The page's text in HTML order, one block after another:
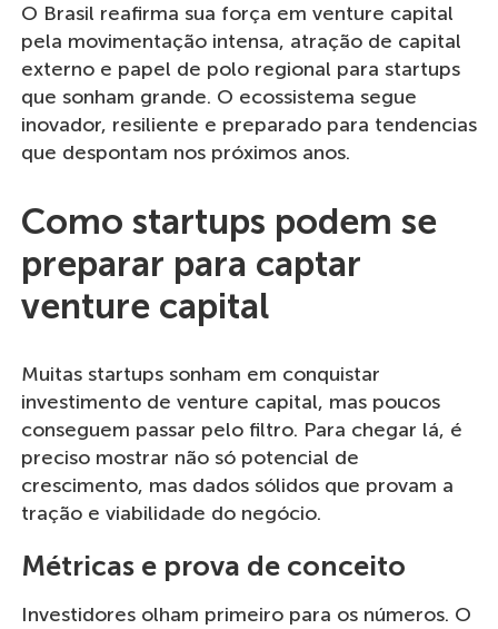
O Brasil reafirma sua força em venture capital
pela movimentação intensa, atração de capital
externo e papel de polo regional para startups
que sonham grande. O ecossistema segue
inovador, resiliente e preparado para tendencias
que despontam nos próximos anos.
Como startups podem se
preparar para captar
venture capital
Muitas startups sonham em conquistar
investimento de venture capital, mas poucos
conseguem passar pelo filtro. Para chegar lá, é
preciso mostrar não só potencial de
crescimento, mas dados sólidos que provam a
tração e viabilidade do negócio.
Métricas e prova de conceito
Investidores olham primeiro para os números. O